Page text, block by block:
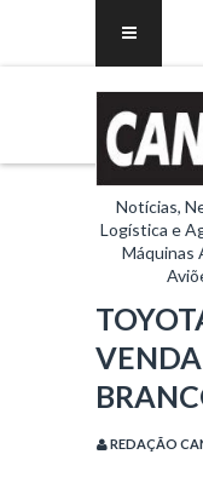
Notícias,
Logística e
Máquinas
REDAÇÃO